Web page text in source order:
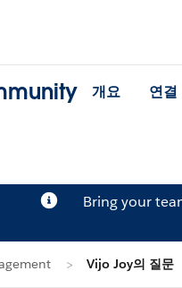
개요 연결
Bring your
Vijo Joy의 질문